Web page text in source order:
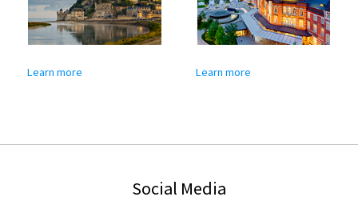
Learn more Learn more
Social Media